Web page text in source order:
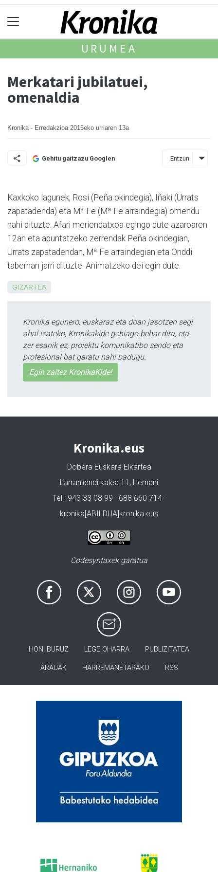
URUMEA
Merkatari jubilatuei,
omenaldia
Kronika - Erredakzioa 2015eko urriaren 13a
Gehitu gaitzazu Googlen Entzun
Kaxkoko lagunek, Rosi (Peña okindegia), Iñaki (Urrats
zapatadenda) eta Mª Fe (Mª Fe arraindegia) omendu
nahi dituzte. Afari meriendatxoa egingo dute azaroaren
12an eta apuntatzeko zerrendak Peña okindegian,
Urrats zapatadendan, Mª Fe arraindegian eta Onddi
tabernan jarri dituzte. Animatzeko dei egin dute.
GIZARTEA
Kronika egunero, euskaraz eta doan jasotzen segi
ahal izateko, Kronikakide gehiago behar dira, eta
zer esanik ez, proiektu komunikatibo sendo eta
profesional bat garatu nahi badugu.
Egin zaitez KronikaKide!
Kronika.eus
Dobera Euskara Elkartea
Larramendi kalea 11, Hernani
Tel.: 943 33 08 99 · 688 660 714 ·
kronika[ABILDUA]kronika.eus
Codesyntaxek garatua
HONI BURUZ LEGE OHARRA PUBLIZITATEA
ARAUAK HARREMANETARAKO RSS